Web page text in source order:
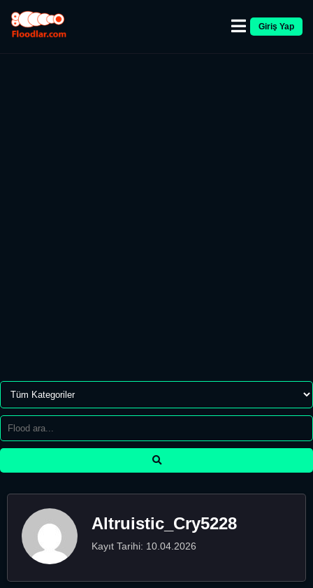
Giriş Yap
Altruistic_Cry5228
Kayıt Tarihi: 10.04.2026